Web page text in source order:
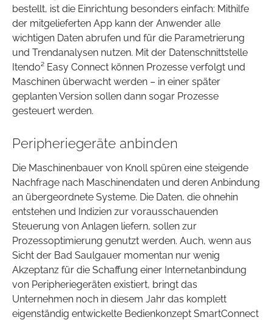
bestellt, ist die Einrichtung besonders einfach: Mithilfe
der mitgelieferten App kann der Anwender alle
wichtigen Daten abrufen und für die Parametrierung
und Trendanalysen nutzen. Mit der Datenschnittstelle
Itendo² Easy Connect können Prozesse verfolgt und
Maschinen überwacht werden – in einer später
geplanten Version sollen dann sogar Prozesse
gesteuert werden.
Peripheriegeräte anbinden
Die Maschinenbauer von Knoll spüren eine steigende
Nachfrage nach Maschinendaten und deren Anbindung
an übergeordnete Systeme. Die Daten, die ohnehin
entstehen und Indizien zur vorausschauenden
Steuerung von Anlagen liefern, sollen zur
Prozessoptimierung genutzt werden. Auch, wenn aus
Sicht der Bad Saulgauer momentan nur wenig
Akzeptanz für die Schaffung einer Internetanbindung
von Peripheriegeräten existiert, bringt das
Unternehmen noch in diesem Jahr das komplett
eigenständig entwickelte Bedienkonzept SmartConnect